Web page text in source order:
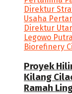
Proyek
Kilang
Ramah